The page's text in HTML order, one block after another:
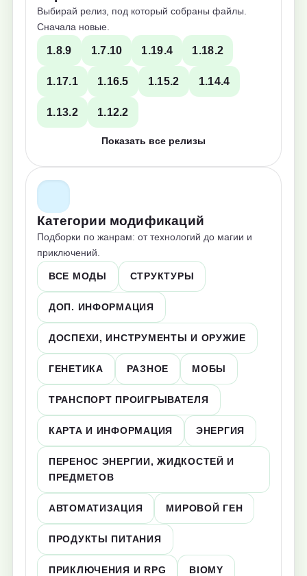
Выбирай релиз, под который собраны файлы.
Сначала новые.
1.8.9 1.7.10 1.19.4 1.18.2
1.17.1 1.16.5 1.15.2 1.14.4
1.13.2 1.12.2
Показать все релизы
Категории модификаций
Подборки по жанрам: от технологий до магии и
приключений.
ВСЕ МОДЫ СТРУКТУРЫ
ДОП. ИНФОРМАЦИЯ
ДОСПЕХИ, ИНСТРУМЕНТЫ И ОРУЖИЕ
ГЕНЕТИКА РАЗНОЕ МОБЫ
ТРАНСПОРТ ПРОИГРЫВАТЕЛЯ
КАРТА И ИНФОРМАЦИЯ ЭНЕРГИЯ
ПЕРЕНОС ЭНЕРГИИ, ЖИДКОСТЕЙ И
ПРЕДМЕТОВ
АВТОМАТИЗАЦИЯ МИРОВОЙ ГЕН
ПРОДУКТЫ ПИТАНИЯ
ПРИКЛЮЧЕНИЯ И RPG BIOMY